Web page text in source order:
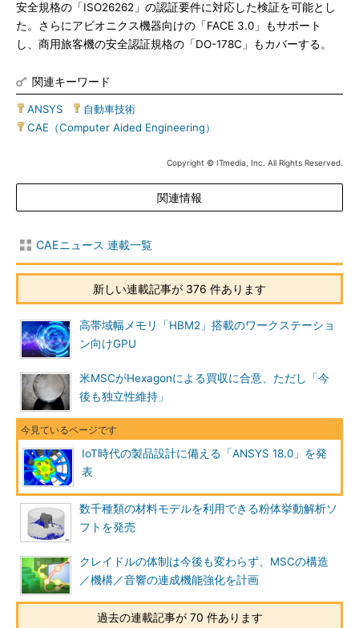
安全規格の「ISO26262」の認証要件に対応した検証を可能とし
た。さらにアビオニクス機器向けの「FACE 3.0」もサポート
し、商用旅客機の安全認証規格の「DO-178C」もカバーする。
関連キーワード
ANSYS 自動車技術
CAE（Computer Aided Engineering）
Copyright © ITmedia, Inc. All Rights Reserved.
関連情報
CAEニュース 連載一覧
新しい連載記事が 376 件あります
高帯域幅メモリ「HBM2」搭載のワークステーショ
ン向けGPU
米MSCがHexagonによる買収に合意、ただし「今
後も独立性維持」
IoT時代の製品設計に備える「ANSYS 18.0」を発
表
数千種類の材料モデルを利用できる粉体挙動解析ソ
フトを発売
クレイドルの体制は今後も変わらず、MSCの構造
／機構／音響の連成機能強化を計画
過去の連載記事が 70 件あります